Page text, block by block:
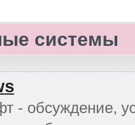
системы
- обсуждение,